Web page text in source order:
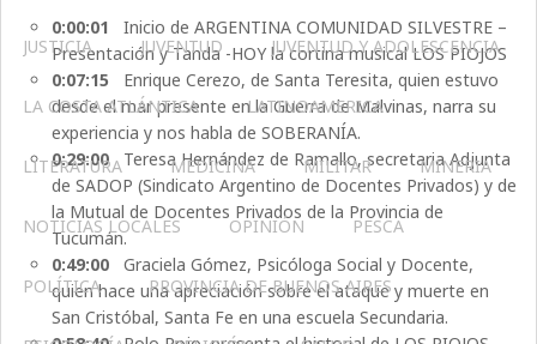
JUSTICIA JUVENTUD JUVENTUD Y ADOLESCENCIA
LA COSTA ATLÁNTICA LATINOAMERICA
LITERATURA MEDICINA MILITAR MINERIA
NOTICIAS LOCALES OPINIÓN PESCA
POLÍTICA PROVINCIA DE BUENOS AIRES
0:00:01 Inicio de ARGENTINA COMUNIDAD SILVESTRE –
Presentación y Tanda -HOY la cortina musical LOS PIOJOS
0:07:15 Enrique Cerezo, de Santa Teresita, quien estuvo
desde el mar presente en la Guerra de Malvinas, narra su
experiencia y nos habla de SOBERANÍA.
0:29:00 Teresa Hernández de Ramallo, secretaria Adjunta
de SADOP (Sindicato Argentino de Docentes Privados) y de
la Mutual de Docentes Privados de la Provincia de
Tucumán.
0:49:00
Graciela Gómez, Psicóloga Social y Docente,
quien hace una apreciación sobre el ataque y muerte en
San Cristóbal, Santa Fe en una escuela Secundaria.